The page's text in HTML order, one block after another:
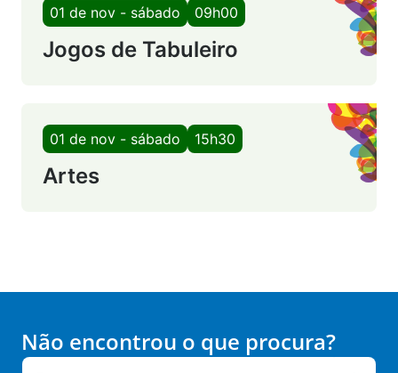
01 de nov - sábado 09h00
Jogos de Tabuleiro
01 de nov - sábado 15h30
Artes
Não encontrou o que procura?